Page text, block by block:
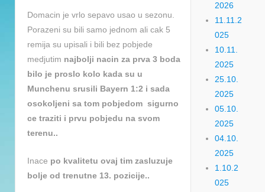
Domacin je vrlo sepavo usao u sezonu.
Porazeni su bili samo jednom ali cak 5
remija su upisali i bili bez pobjede
medjutim najbolji nacin za prva 3 boda
bilo je proslo kolo kada su u
Munchenu srusili Bayern 1:2 i sada
osokoljeni sa tom pobjedom sigurno
ce traziti i prvu pobjedu na svom
terenu..
Inace po kvalitetu ovaj tim zasluzuje
bolje od trenutne 13. pozicije..
2026
11.11.2
025
10.11.
2025
25.10.
2025
05.10.
2025
04.10.
2025
1.10.2
025